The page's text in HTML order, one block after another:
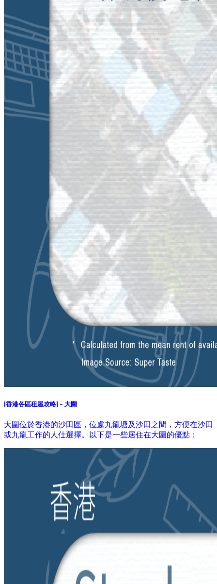
[香港各區租屋攻略] - 大圍
大圍位於香港的沙田區，位處九龍塘及沙田之間，方便在沙田
或九龍工作的人仕選擇。以下是一些居住在大圍的優點：